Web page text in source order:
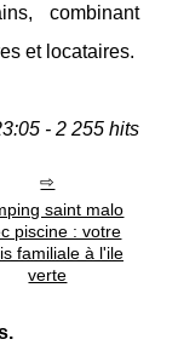
combinant
et locataires.
- 2 255 hits
saint malo
piscine : votre
familiale à l'ile
verte